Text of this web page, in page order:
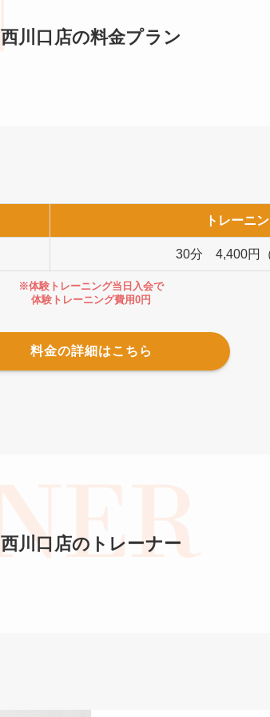
西川口店の料金プラン
トレーニ
30分 4,400円（
※体験トレーニング当日入会で
体験トレーニング費用0円
料金の詳細はこちら
西川口店のトレーナー